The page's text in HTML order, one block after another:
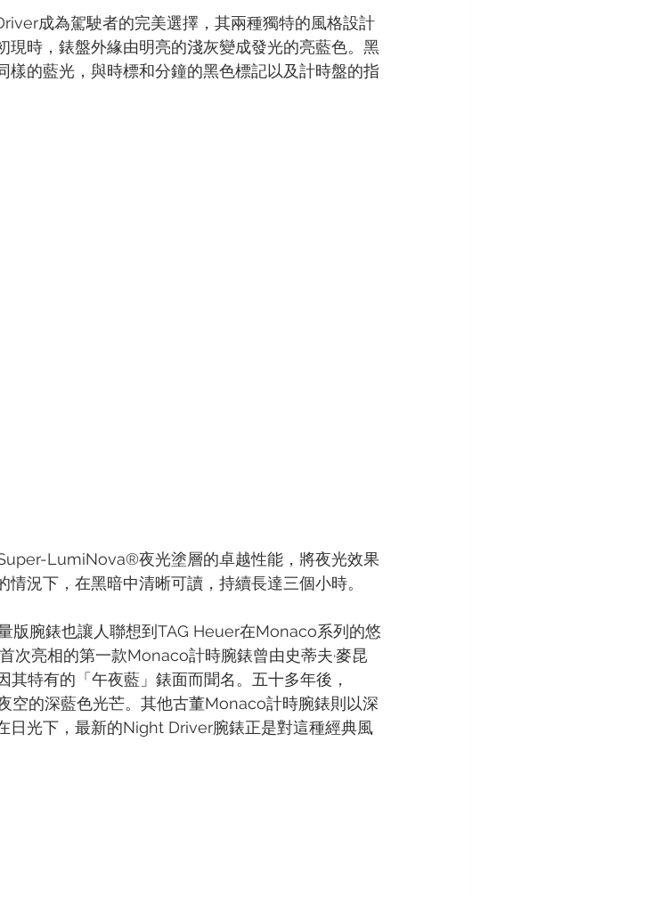
成為駕駛者的完美選擇，其兩種獨特的風格設計
現時，錶盤外緣由明亮的淺灰變成發光的亮藍色。黑
樣的藍光，與時標和分鐘的黑色標記以及計時盤的指
LumiNova®夜光塗層的卓越性能，將夜光效果
況下，在黑暗中清晰可讀，持續長達三個小時。
腕錶也讓人聯想到TAG Heuer在Monaco系列的悠
次亮相的第一款Monaco計時腕錶曾由史蒂夫·麥昆
特有的「午夜藍」錶面而聞名。五十多年後，
空的深藍色光芒。其他古董Monaco計時腕錶則以深
日光下，最新的Night Driver腕錶正是對這種經典風